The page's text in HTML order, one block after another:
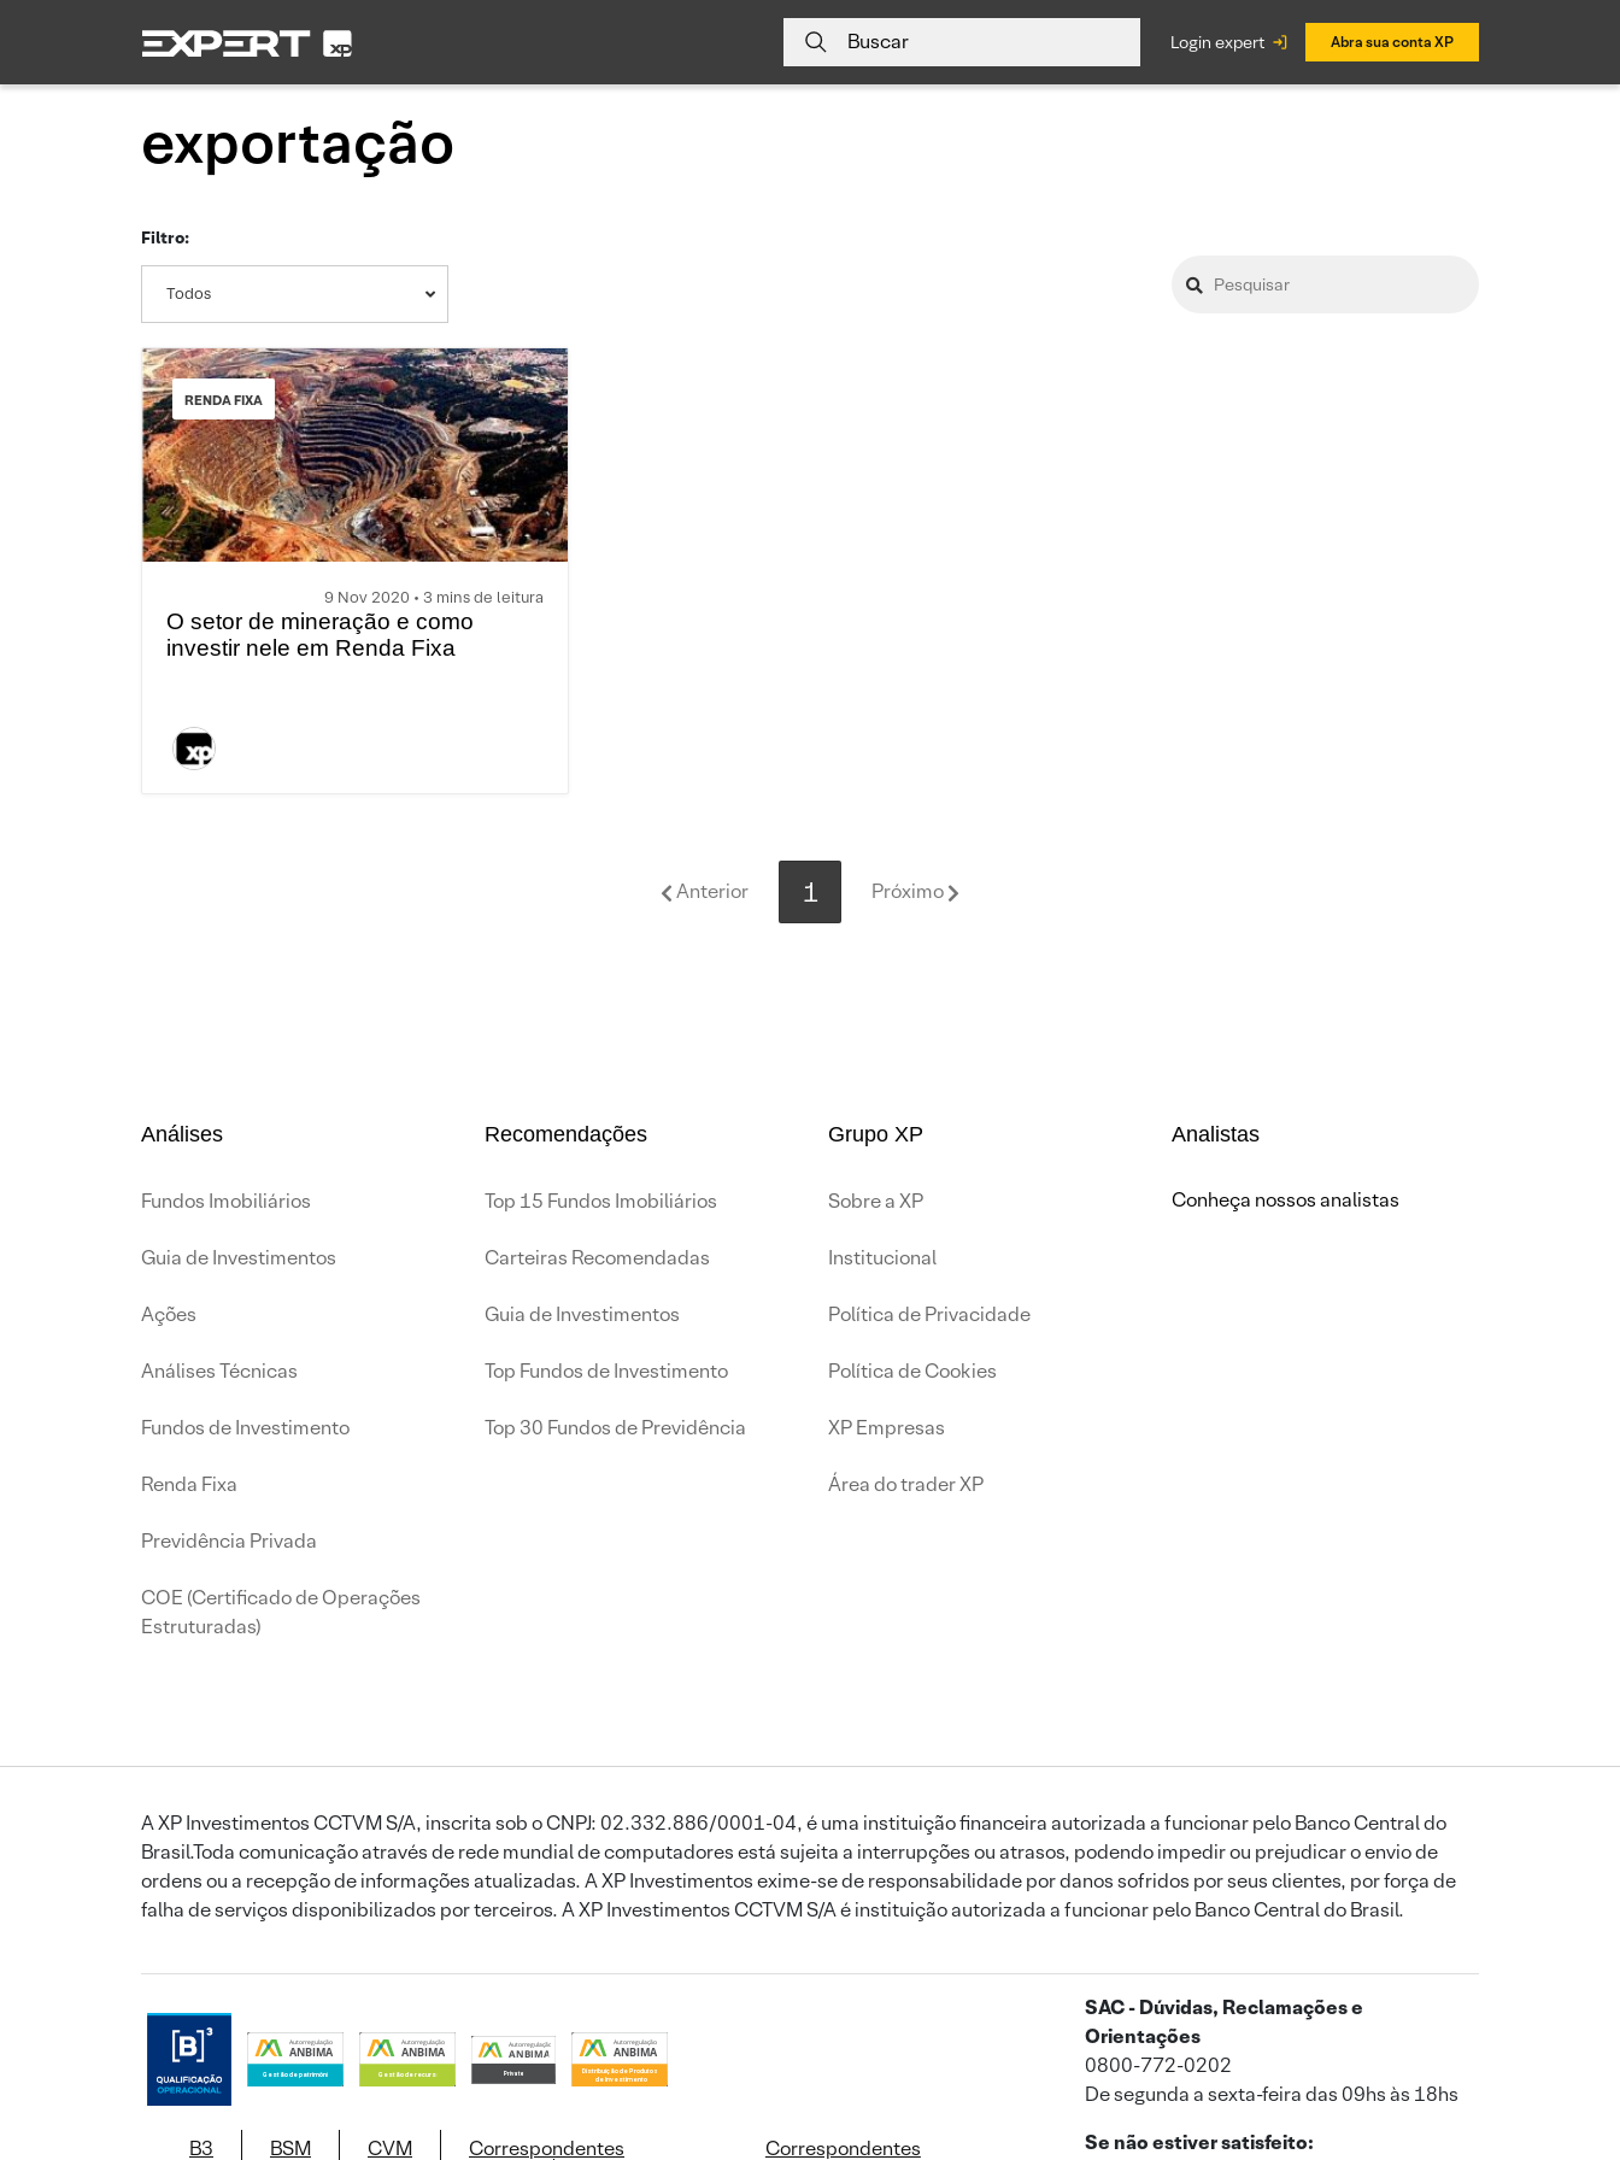
Buscar login expert Abra sua conta XP
exportação
Filtro:
Todos
RENDA FIXA
9 Nov 2020 • 3 mins de leitura
O setor de mineração e como
investir nele em Renda Fixa
Anterior 1 Próximo
Análises
Fundos Imobiliários
Guia de Investimentos
Ações
Análises Técnicas
Fundos de Investimento
Renda Fixa
Previdência Privada
COE (Certificado de Operações
Estruturadas)
Recomendações
Top 15 Fundos Imobiliários
Carteiras Recomendadas
Guia de Investimentos
Top Fundos de Investimento
Top 30 Fundos de Previdência
Grupo XP
Sobre a XP
Institucional
Política de Privacidade
Política de Cookies
XP Empresas
Área do trader XP
Analistas
Conheça nossos analistas
A XP Investimentos CCTVM S/A, inscrita sob o CNPJ: 02.332.886/0001-04, é uma instituição financeira autorizada a funcionar pelo Banco Central do
Brasil.Toda comunicação através de rede mundial de computadores está sujeita a interrupções ou atrasos, podendo impedir ou prejudicar o envio de
ordens ou a recepção de informações atualizadas. A XP Investimentos exime-se de responsabilidade por danos sofridos por seus clientes, por força de
falha de serviços disponibilizados por terceiros. A XP Investimentos CCTVM S/A é instituição autorizada a funcionar pelo Banco Central do Brasil.
B3 BSM CVM Correspondentes Correspondentes
SAC - Dúvidas, Reclamações e
Orientações
0800-772-0202
De segunda a sexta-feira das 09hs às 18hs
Se não estiver satisfeito: